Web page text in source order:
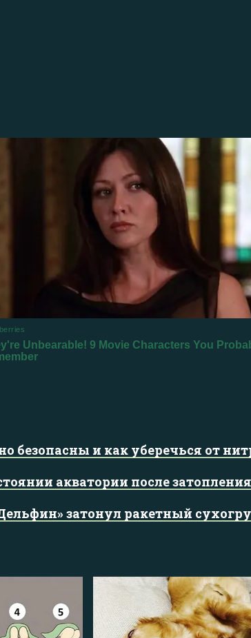
безопасны и как уберечься от
акватории после
затонул ракетный